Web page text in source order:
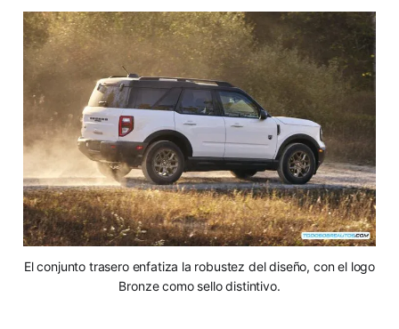
El conjunto trasero enfatiza la robustez del diseño, con el logo
Bronze como sello distintivo.